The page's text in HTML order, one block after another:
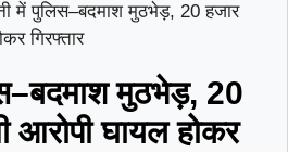
में पुलिस–बदमाश मुठभेड़, 20 हजार
गिरफ्तार
मुठभेड़, 20
आरोपी घायल होकर